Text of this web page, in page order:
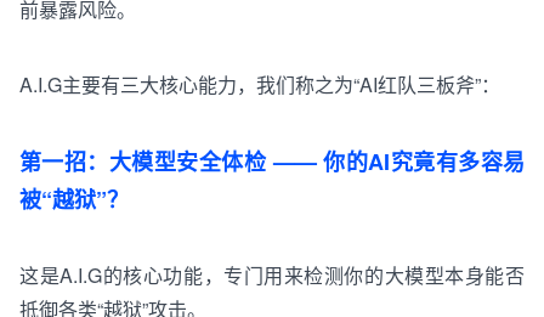
前暴露风险。
A.I.G主要有三大核心能力，我们称之为“AI红队三板斧”：
第一招：大模型安全体检 —— 你的AI究竟有多容易
被“越狱”？
这是A.I.G的核心功能，专门用来检测你的大模型本身能否
抵御各类“越狱”攻击。